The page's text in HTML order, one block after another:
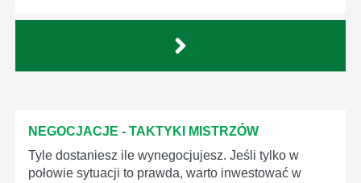
NEGOCJACJE - TAKTYKI MISTRZÓW
Tyle dostaniesz ile wynegocjujesz. Jeśli tylko w
połowie sytuacji to prawda, warto inwestować w